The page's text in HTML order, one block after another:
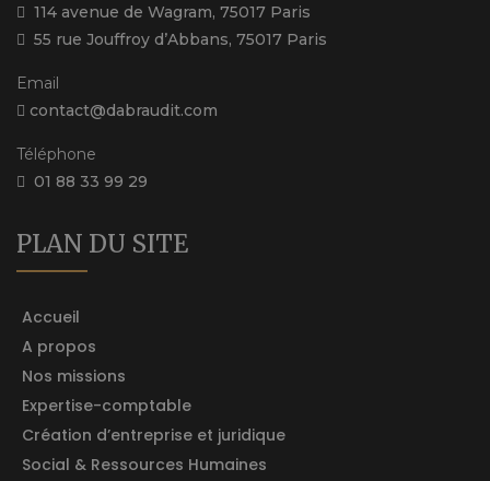
114 avenue de Wagram, 75017 Paris
55 rue Jouffroy d’Abbans, 75017 Paris
Email
contact@dabraudit.com
Téléphone
01 88 33 99 29
PLAN DU SITE
Accueil
A propos
Nos missions
Expertise-comptable
Création d’entreprise et juridique
Social & Ressources Humaines